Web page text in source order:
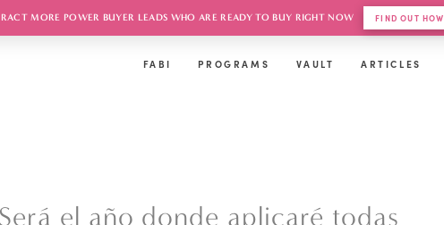
MORE POWER BUYER LEADS WHO ARE READY TO BUY RIGHT NOW FIND OUT HOW
FABI PROGRAMS VAULT ARTICLES
el año donde aplicaré todas